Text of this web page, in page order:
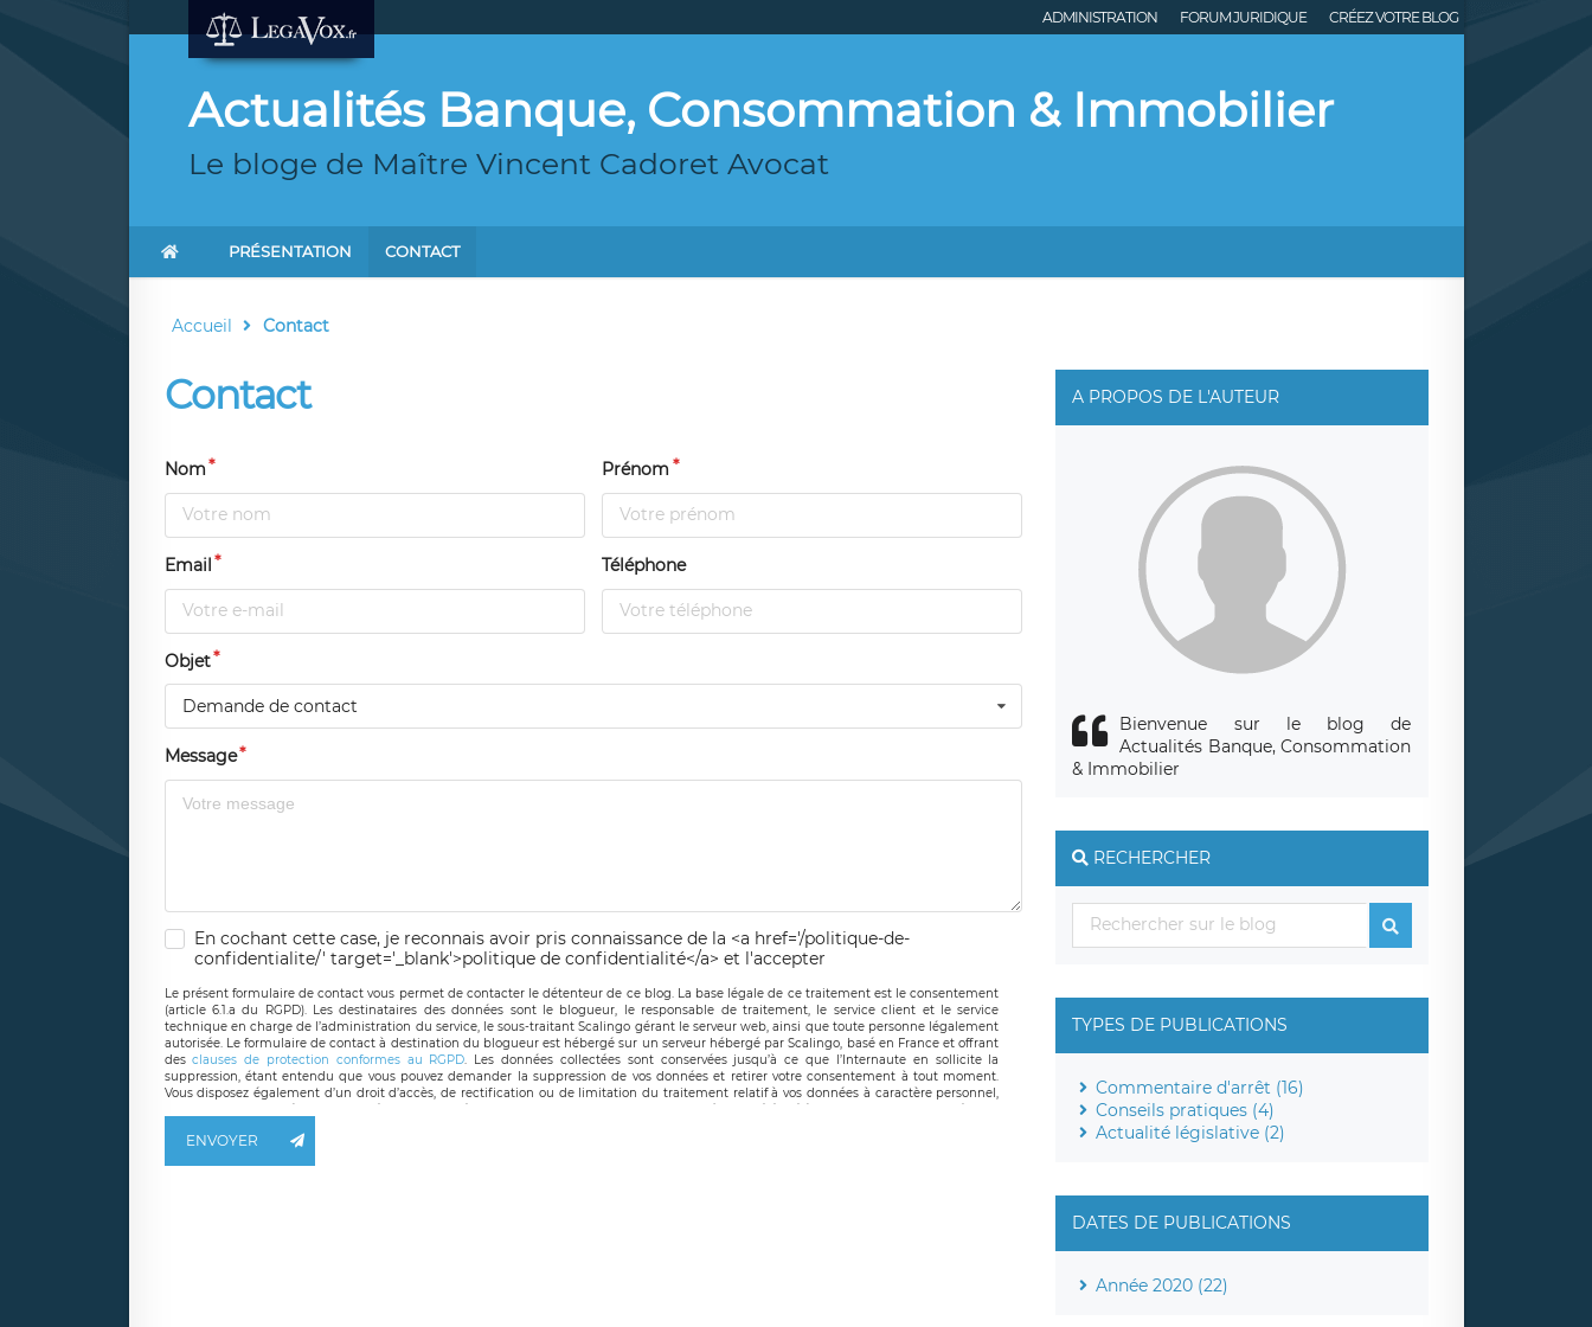
ADMINISTRATION FORUM JURIDIQUE CRÉEZ VOTRE BLOG
Actualités Banque, Consommation & Immobilier
Le bloge de Maître Vincent Cadoret Avocat
PRÉSENTATION CONTACT
Accueil Contact
Contact
Nom Prénom
Email Téléphone
Objet
Demande de contact
Message
En cochant cette case, je reconnais avoir pris connaissance de la <a href='/politique-de-
confidentialite/' target='_blank'>politique de confidentialité</a> et l'accepter
Le présent formulaire de contact vous permet de contacter le détenteur de ce blog. La base légale de ce traitement est le consentement
(article 6.1.a du RGPD). Les destinataires des données sont le blogueur, le responsable de traitement, le service client et le service
technique en charge de l’administration du service, le sous-traitant Scalingo gérant le serveur web, ainsi que toute personne légalement
autorisée. Le formulaire de contact à destination du blogueur est hébergé sur un serveur hébergé par Scalingo, basé en France et offrant
desclauses de protection conformes au RGPD. Les données collectées sont conservées jusqu’à ce que l’Internaute en sollicite la
suppression, étant entendu que vous pouvez demander la suppression de vos données et retirer votre consentement à tout moment.
Vous disposez également d’un droit d’accès, de rectification ou de limitation du traitement relatif à vos données à caractère personnel,
responsable de traitement est la société LÉGAVOX, sis 9 rue Léopold Sédar Senghor, joignable à l’adresse mail :
ENVOYER
A PROPOS DE L'AUTEUR
Bienvenue sur le blog de
Actualités Banque, Consommation
& Immobilier
RECHERCHER
TYPES DE PUBLICATIONS
Commentaire d'arrêt (16)
Conseils pratiques (4)
Actualité législative (2)
DATES DE PUBLICATIONS
Année 2020 (22)